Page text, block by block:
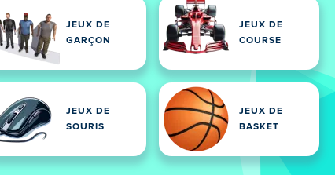
JEUX DE
GARÇON
JEUX DE
COURSE
JEUX DE
SOURIS
JEUX DE
BASKET